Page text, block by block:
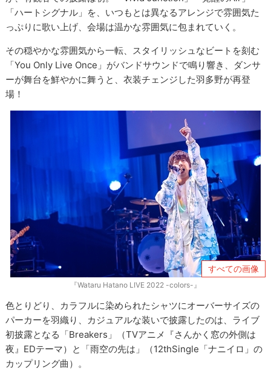
「ハートシグナル」を、いつもとは異なるアレンジで雰囲気た
っぷりに歌い上げ、会場は温かな雰囲気に包まれていく。
その穏やかな雰囲気から一転、スタイリッシュなビートを刻む
「You Only Live Once」がバンドサウンドで鳴り響き、ダンサ
ーが舞台を鮮やかに舞うと、衣装チェンジした羽多野が再登
場！
すべての画像
『Wataru Hatano LIVE 2022 -colors-』
色とりどり、カラフルに染められたシャツにオーバーサイズの
パーカーを羽織り、カジュアルな装いで披露したのは、ライブ
初披露となる「Breakers」（TVアニメ『さんかく窓の外側は
夜』EDテーマ）と「雨空の先は」（12thSingle「ナニイロ」の
カップリング曲）。